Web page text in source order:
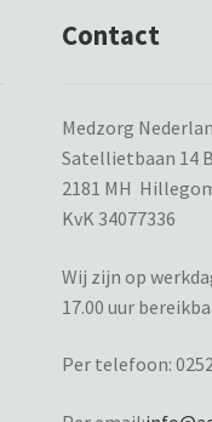
Contact
Medzorg
Satellietbaan 14 B
2181 MH
KvK 34077336
Wij zijn op
17.00 uur
Per telefoon: